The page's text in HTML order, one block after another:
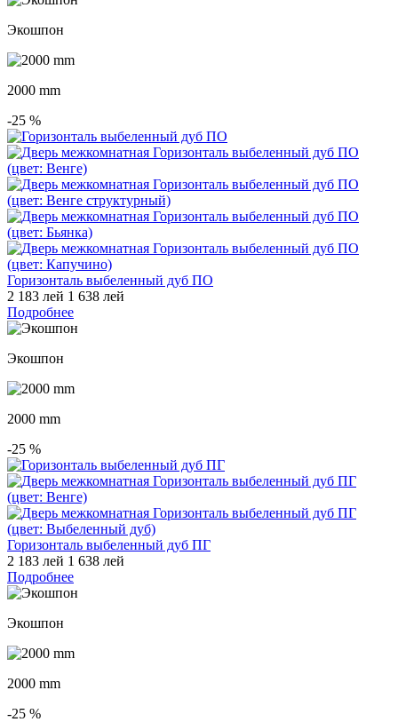
Экошпон
2000 mm
-25 %
Горизонталь выбеленный дуб ПО
2 183 лей 1 638 лей
Подробнее
Экошпон
2000 mm
-25 %
Горизонталь выбеленный дуб ПГ
2 183 лей 1 638 лей
Подробнее
Экошпон
2000 mm
-25 %